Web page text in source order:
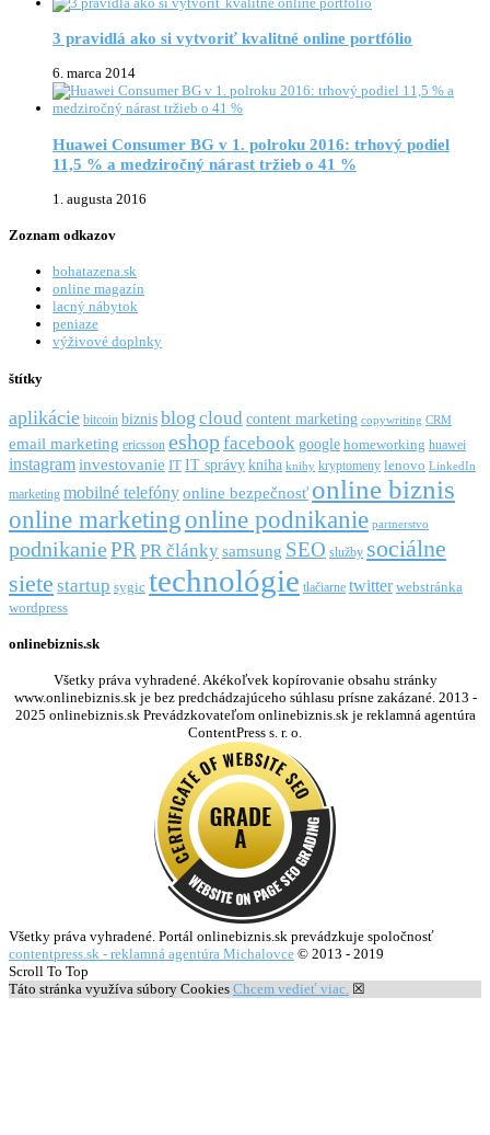
3 pravidlá ako si vytvoriť kvalitné online portfólio
6. marca 2014
Huawei Consumer BG v 1. polroku 2016: trhový podiel
11,5 % a medziročný nárast tržieb o 41 %
1. augusta 2016
Zoznam odkazov
bohatazena.sk
online magazín
lacný nábytok
peniaze
výživové doplnky
štítky
aplikácie bitcoin biznisblog cloud content marketing copywriting CRM
email marketing ericsson eshopfacebookgoogle homeworking huawei
instagraminvestovanie IT IT správykniha knihy kryptomeny lenovo LinkedIn
marketing mobilné telefónyonline bezpečnosť online biznis
online marketingonline podnikanie partnerstvo
podnikaniePR PR článkysamsung SEO služby sociálne
siete startup sygic technológie tlačiarne twitter webstránka
wordpress
onlinebiznis.sk
Všetky práva vyhradené. Akékoľvek kopírovanie obsahu stránky
www.onlinebiznis.sk je bez predchádzajúceho súhlasu prísne zakázané. 2013 -
2025 onlinebiznis.sk Prevádzkovateľom onlinebiznis.sk je reklamná agentúra
ContentPress s. r. o.
Všetky práva vyhradené. Portál onlinebiznis.sk prevádzkuje spoločnosť
contentpress.sk - reklamná agentúra Michalovce © 2013 - 2019
Scroll To Top
Táto stránka využíva súbory Cookies Chcem vedieť viac. ☒